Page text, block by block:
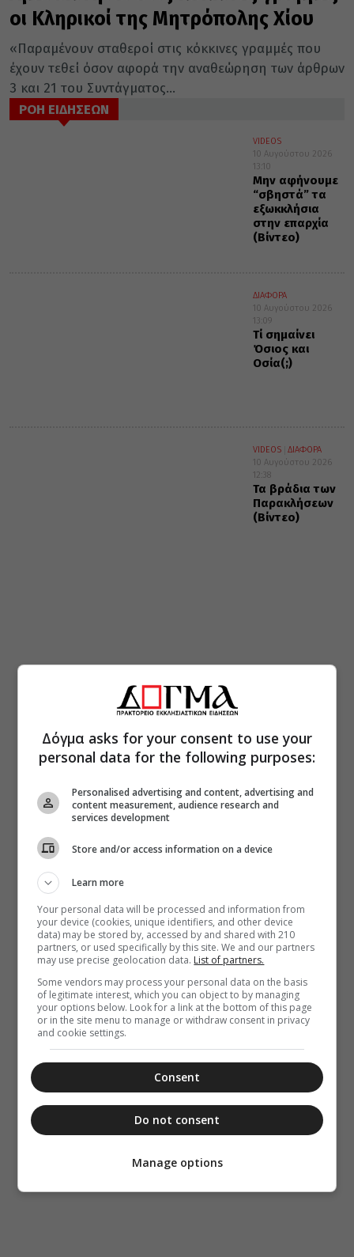
οι Κληρικοί της Μητρόπολης Χίου
«Παραμένουν σταθεροί στις κόκκινες γραμμές που
έχουν τεθεί όσον αφορά την αναθεώρηση των άρθρων
3 και 21 του Συντάγματος...
ΡΟΗ ΕΙΔΗΣΕΩΝ
VIDEOS
10 Αυγούστου 2026
13:10
Μην αφήνουμε
“σβηστά” τα
εξωκκλήσια
στην επαρχία
(Βίντεο)
ΔΙΑΦΟΡΑ
10 Αυγούστου 2026
13:09
Τί σημαίνει
Όσιος και
Οσία(;)
VIDEOS
ΔΙΑΦΟΡΑ
10 Αυγούστου 2026
12:38
Τα βράδια των
Παρακλήσεων
(Βίντεο)
Δόγμα asks for your consent to use your
personal data for the following purposes:
Personalised advertising and content, advertising and
content measurement, audience research and
services development
Store and/or access information on a device
Learn more
Your personal data will be processed and information from
your device (cookies, unique identifiers, and other device
data) may be stored by, accessed by and shared with 210
partners, or used specifically by this site. We and our partners
may use precise geolocation data. List of partners.
Some vendors may process your personal data on the basis
of legitimate interest, which you can object to by managing
your options below. Look for a link at the bottom of this page
or in the site menu to manage or withdraw consent in privacy
and cookie settings.
Consent
Do not consent
Manage options